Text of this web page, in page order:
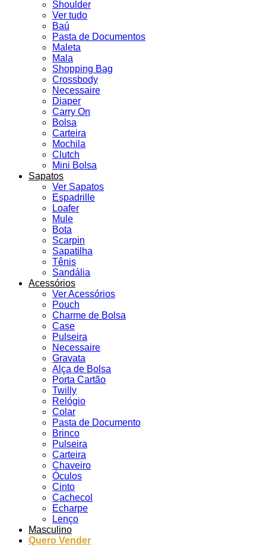
Shoulder
Ver tudo
Baú
Pasta de Documentos
Maleta
Mala
Shopping Bag
Crossbody
Necessaire
Diaper
Carry On
Bolsa
Carteira
Mochila
Clutch
Mini Bolsa
Sapatos
Ver Sapatos
Espadrille
Loafer
Mule
Bota
Scarpin
Sapatilha
Tênis
Sandália
Acessórios
Ver Acessórios
Pouch
Charme de Bolsa
Case
Pulseira
Necessaire
Gravata
Alça de Bolsa
Porta Cartão
Twilly
Relógio
Colar
Pasta de Documento
Brinco
Pulseira
Carteira
Chaveiro
Óculos
Cinto
Cachecol
Echarpe
Lenço
Masculino
Quero Vender